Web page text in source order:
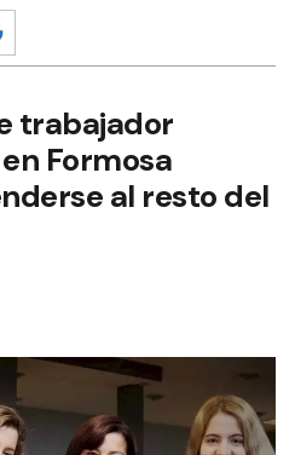
trabajador
Formosa
al resto del